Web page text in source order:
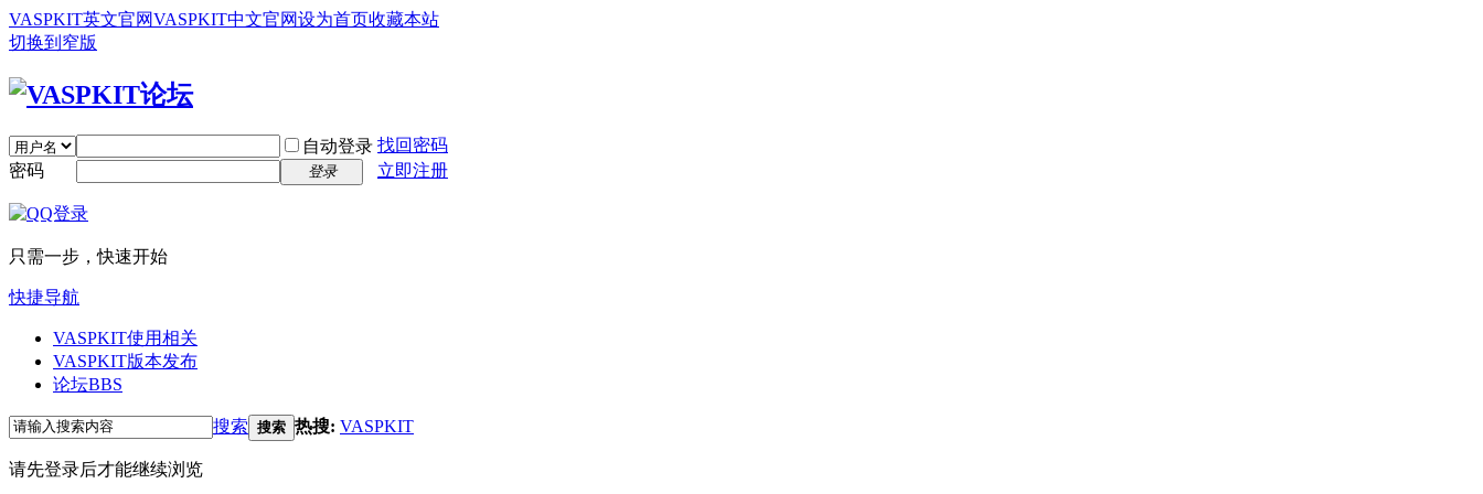
VASPKIT英文官网VASPKIT中文官网设为首页收藏本站
切换到窄版
自动登录 找回密码
密码
登录 立即注册
只需一步，快速开始
快捷导航
VASPKIT使用相关
VASPKIT版本发布
论坛BBS
搜索 搜索 热搜: VASPKIT
请先登录后才能继续浏览